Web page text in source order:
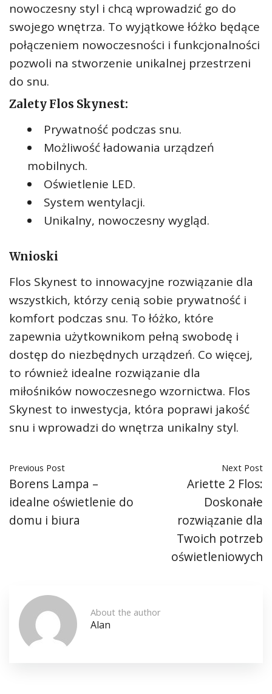
nowoczesny styl i chcą wprowadzić go do
swojego wnętrza. To wyjątkowe łóżko będące
połączeniem nowoczesności i funkcjonalności
pozwoli na stworzenie unikalnej przestrzeni
do snu.
Zalety Flos Skynest:
Prywatność podczas snu.
Możliwość ładowania urządzeń
mobilnych.
Oświetlenie LED.
System wentylacji.
Unikalny, nowoczesny wygląd.
Wnioski
Flos Skynest to innowacyjne rozwiązanie dla
wszystkich, którzy cenią sobie prywatność i
komfort podczas snu. To łóżko, które
zapewnia użytkownikom pełną swobodę i
dostęp do niezbędnych urządzeń. Co więcej,
to również idealne rozwiązanie dla
miłośników nowoczesnego wzornictwa. Flos
Skynest to inwestycja, która poprawi jakość
snu i wprowadzi do wnętrza unikalny styl.
Previous Post
Borens Lampa –
idealne oświetlenie do
domu i biura
Next Post
Ariette 2 Flos:
Doskonałe
rozwiązanie dla
Twoich potrzeb
oświetleniowych
About the author
Alan